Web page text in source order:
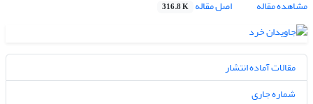
مشاهده مقاله
اصل مقاله 316.8 K
مقالات آماده انتشار
شماره جاری